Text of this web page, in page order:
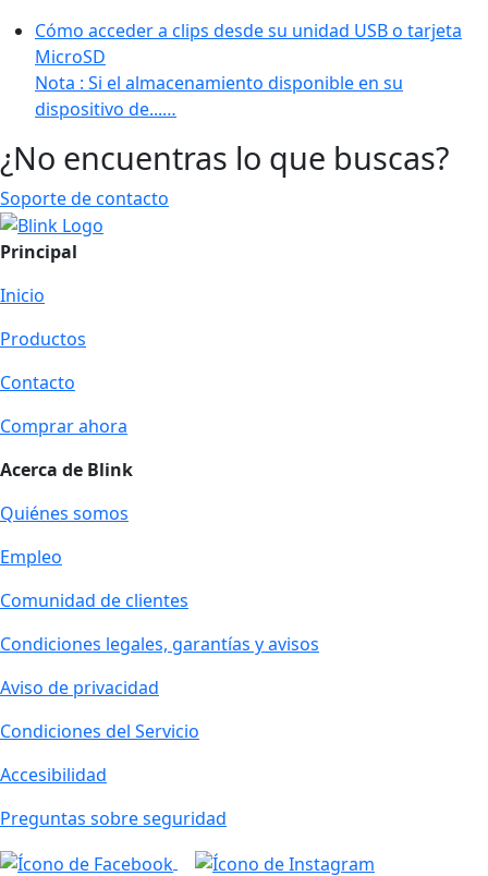
Cómo acceder a clips desde su unidad USB o tarjeta
MicroSD
Nota : Si el almacenamiento disponible en su
dispositivo de...…
¿No encuentras lo que buscas?
Soporte de contacto
Principal
Inicio
Productos
Contacto
Comprar ahora
Acerca de Blink
Quiénes somos
Empleo
Comunidad de clientes
Condiciones legales, garantías y avisos
Aviso de privacidad
Condiciones del Servicio
Accesibilidad
Preguntas sobre seguridad